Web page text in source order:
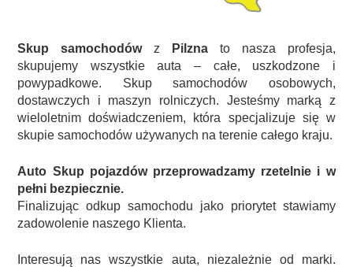
Skup samochodówz Pilzna to nasza profesja,
skupujemy wszystkie auta – całe, uszkodzone i
powypadkowe. Skup samochodów osobowych,
dostawczych i maszyn rolniczych. Jesteśmy marką z
wieloletnim doświadczeniem, która specjalizuje się w
skupie samochodów używanych na terenie całego kraju.
Auto Skup pojazdów przeprowadzamy rzetelnie i w
pełni bezpiecznie.
Finalizując odkup samochodu jako priorytet stawiamy
zadowolenie naszego Klienta.
Interesują nas wszystkie auta, niezależnie od marki.